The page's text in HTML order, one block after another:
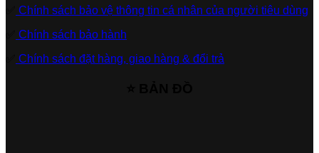
Chính sách bảo vệ thông tin cá nhân của người tiêu dùng
Chính sách bảo hành
Chính sách đặt hàng, giao hàng & đổi trả